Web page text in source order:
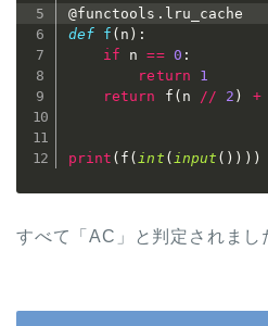
@functools .
def
f ( n ) :
if n == 0 :
return
1
return
f ( n // 2 ) +
print ( f (int ( input ( ) ) ) )
すべて「AC」と判定されまし